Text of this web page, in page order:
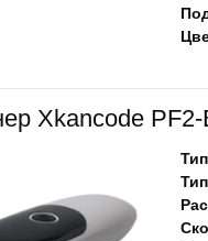
Xkancode PF2-